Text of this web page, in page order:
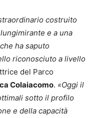
costruito
e a una
ha saputo
riconosciuto a livello
del Parco
Colaiacomo. «Oggi il
sotto il profilo
e della capacità